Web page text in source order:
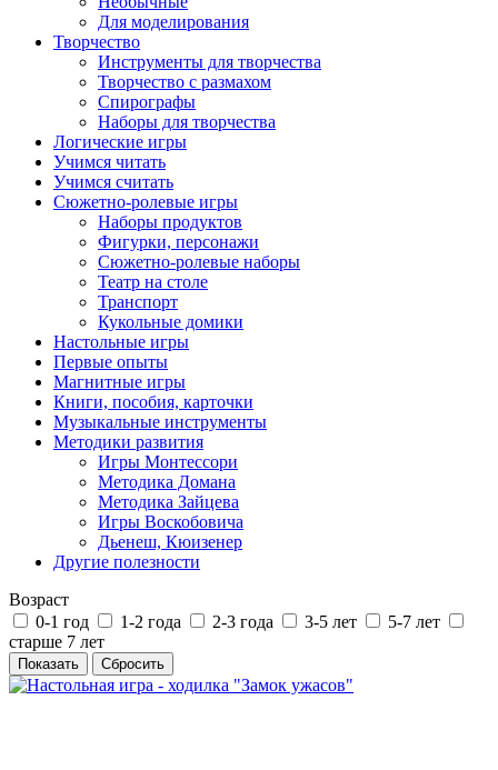
Для моделирования
Творчество
Инструменты для творчества
Творчество с размахом
Спирографы
Наборы для творчества
Логические игры
Учимся читать
Учимся считать
Сюжетно-ролевые игры
Наборы продуктов
Фигурки, персонажи
Сюжетно-ролевые наборы
Театр на столе
Транспорт
Кукольные домики
Настольные игры
Первые опыты
Магнитные игры
Книги, пособия, карточки
Музыкальные инструменты
Методики развития
Игры Монтессори
Методика Домана
Методика Зайцева
Игры Воскобовича
Дьенеш, Кюизенер
Другие полезности
Возраст
0-1 год
1-2 года 2-3 года 3-5 лет
5-7 лет
старше 7 лет